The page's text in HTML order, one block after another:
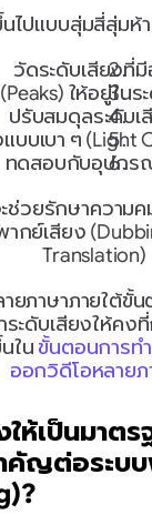
ไปแบบสุ่มสี่สุ่มห้
วัดระดับเสียงที่มี
ให้อยู่ใน
ปรับสมดุลระดับ
บบเบา ๆ (Light
ทดสอบกับอุปกร
ะช่วยรักษาควา
กย์เสียง
Translation)
ภาษาภายใต้ขั้น
ระดับเสียงให้ค
ใน ขั้นตอนการท
ออกวิดีโอหลายภ
ให้เป็นมาต
ญต่อระบ